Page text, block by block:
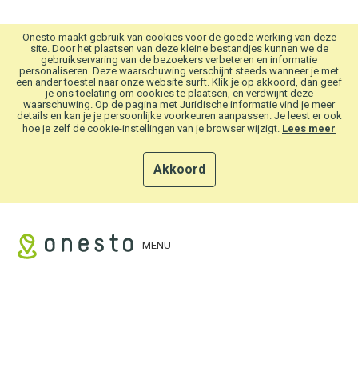
Onesto maakt gebruik van cookies voor de goede werking van deze
site. Door het plaatsen van deze kleine bestandjes kunnen we de
gebruikservaring van de bezoekers verbeteren en informatie
personaliseren. Deze waarschuwing verschijnt steeds wanneer je met
een ander toestel naar onze website surft. Klik je op akkoord, dan geef
je ons toelating om cookies te plaatsen, en verdwijnt deze
waarschuwing. Op de pagina met Juridische informatie vind je meer
details en kan je je persoonlijke voorkeuren aanpassen. Je leest er ook
hoe je zelf de cookie-instellingen van je browser wijzigt. Lees meer
Akkoord
MENU